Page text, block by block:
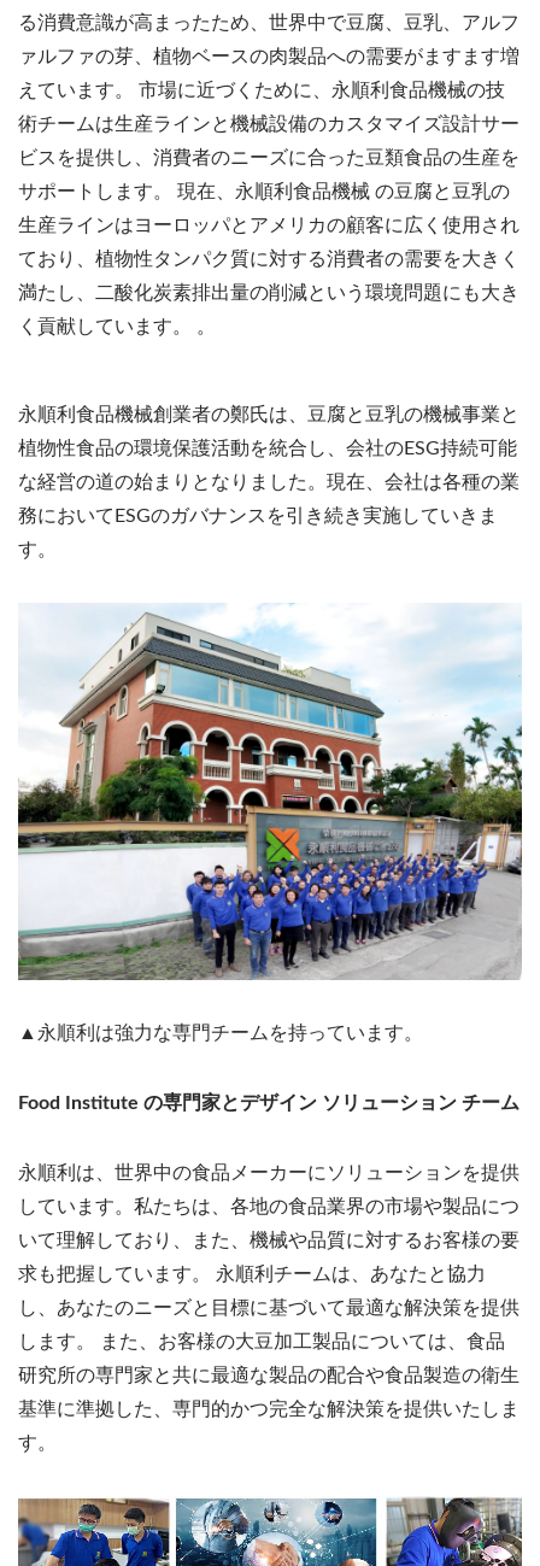
る消費意識が高まったため、世界中で豆腐、豆乳、アルフ
ァルファの芽、植物ベースの肉製品への需要がますます増
えています。 市場に近づくために、永順利食品機械の技
術チームは生産ラインと機械設備のカスタマイズ設計サー
ビスを提供し、消費者のニーズに合った豆類食品の生産を
サポートします。 現在、永順利食品機械 の豆腐と豆乳の
生産ラインはヨーロッパとアメリカの顧客に広く使用され
ており、植物性タンパク質に対する消費者の需要を大きく
満たし、二酸化炭素排出量の削減という環境問題にも大き
く貢献しています。 。
永順利食品機械創業者の鄭氏は、豆腐と豆乳の機械事業と
植物性食品の環境保護活動を統合し、会社のESG持続可能
な経営の道の始まりとなりました。現在、会社は各種の業
務においてESGのガバナンスを引き続き実施していきま
す。
▲永順利は強力な専門チームを持っています。
Food Institute の専門家とデザイン ソリューション チーム
永順利は、世界中の食品メーカーにソリューションを提供
しています。私たちは、各地の食品業界の市場や製品につ
いて理解しており、また、機械や品質に対するお客様の要
求も把握しています。 永順利チームは、あなたと協力
し、あなたのニーズと目標に基づいて最適な解決策を提供
します。 また、お客様の大豆加工製品については、食品
研究所の専門家と共に最適な製品の配合や食品製造の衛生
基準に準拠した、専門的かつ完全な解決策を提供いたしま
す。